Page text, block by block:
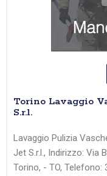
Torino Lavaggio
S.r.l.
Lavaggio Pulizia
Jet S.r.l., Indirizzo: Via
Torino, - TO, Telefono: